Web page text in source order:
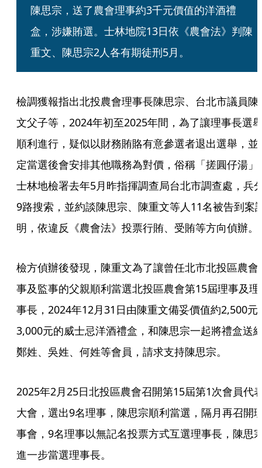
陳思宗，送了農會理事約3千元價值的洋酒禮
盒，涉嫌賄選。士林地院13日依《農會法》判陳
重文、陳思宗2人各有期徒刑5月。
檢調獲報指出北投農會理事長陳思宗、台北市議員陳
文父子等，2024年初至2025年間，為了讓理事長選
順利進行，疑似以財務賄賂有意參選者退出選舉，並
定當選後會安排其他職務為對價，俗稱「搓圓仔湯」
士林地檢署去年5月昨指揮調查局台北市調查處，兵
9路搜索，並約談陳思宗、陳重文等人11名被告到案
明，依違反《農會法》投票行賄、受賄等方向偵辦。
檢方偵辦後發現，陳重文為了讓曾任北市北投區農會
事及監事的父親順利當選北投區農會第15屆理事及理
事長，2024年12月31日由陳重文備妥價值約2,500元
3,000元的威士忌洋酒禮盒，和陳思宗一起將禮盒送
鄭姓、吳姓、何姓等會員，請求支持陳思宗。
2025年2月25日北投區農會召開第15屆第1次會員代
大會，選出9名理事，陳思宗順利當選，隔月再召開
事會，9名理事以無記名投票方式互選理事長，陳思
進一步當選理事長。